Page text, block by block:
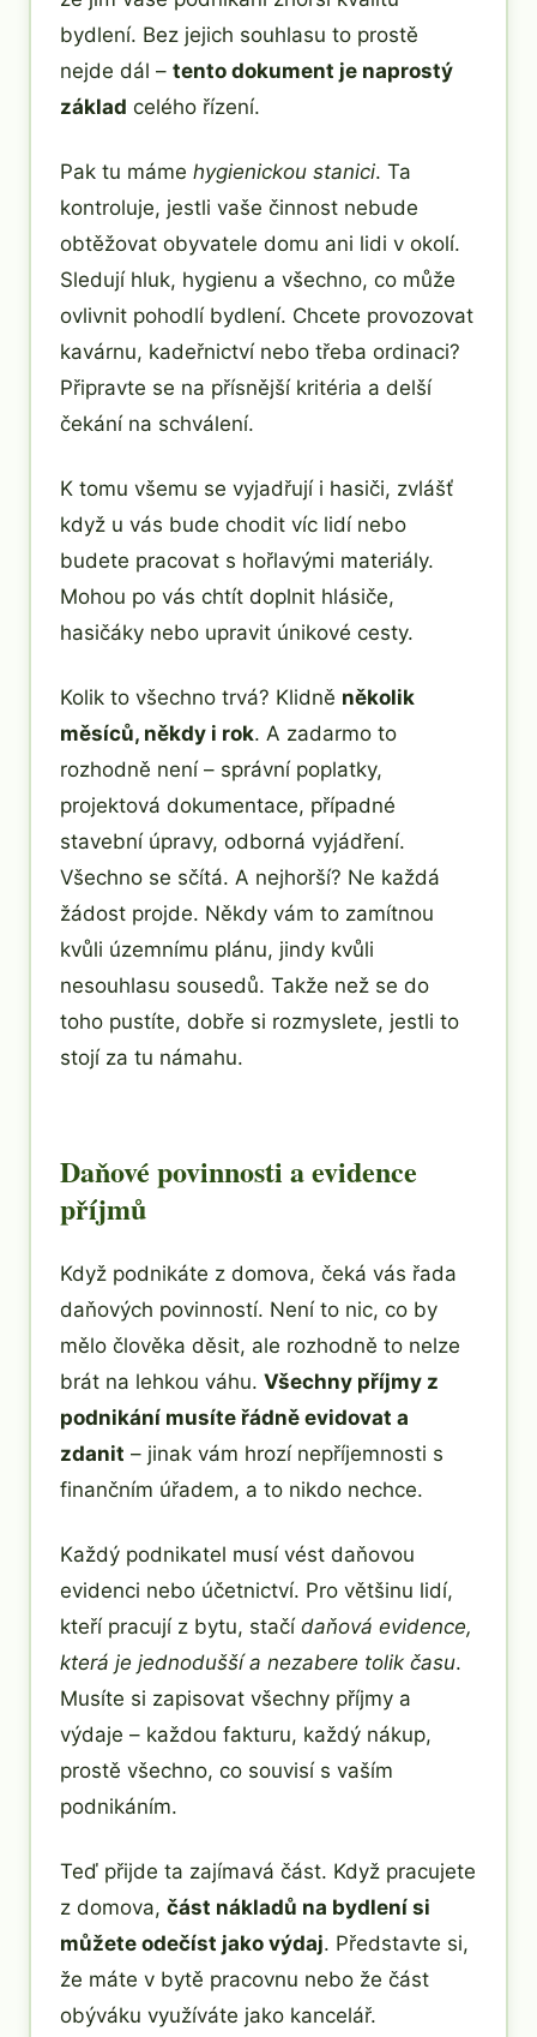
bydlení. Bez jejich souhlasu to prostě
nejde dál – tento dokument je naprostý
základ celého řízení.
Pak tu máme hygienickou stanici. Ta
kontroluje, jestli vaše činnost nebude
obtěžovat obyvatele domu ani lidi v okolí.
Sledují hluk, hygienu a všechno, co může
ovlivnit pohodlí bydlení. Chcete provozovat
kavárnu, kadeřnictví nebo třeba ordinaci?
Připravte se na přísnější kritéria a delší
čekání na schválení.
K tomu všemu se vyjadřují i hasiči, zvlášť
když u vás bude chodit víc lidí nebo
budete pracovat s hořlavými materiály.
Mohou po vás chtít doplnit hlásiče,
hasičáky nebo upravit únikové cesty.
Kolik to všechno trvá? Klidně několik
měsíců, někdy i rok. A zadarmo to
rozhodně není – správní poplatky,
projektová dokumentace, případné
stavební úpravy, odborná vyjádření.
Všechno se sčítá. A nejhorší? Ne každá
žádost projde. Někdy vám to zamítnou
kvůli územnímu plánu, jindy kvůli
nesouhlasu sousedů. Takže než se do
toho pustíte, dobře si rozmyslete, jestli to
stojí za tu námahu.
Daňové povinnosti a evidence
příjmů
Když podnikáte z domova, čeká vás řada
daňových povinností. Není to nic, co by
mělo člověka děsit, ale rozhodně to nelze
brát na lehkou váhu. Všechny příjmy z
podnikání musíte řádně evidovat a
zdanit – jinak vám hrozí nepříjemnosti s
finančním úřadem, a to nikdo nechce.
Každý podnikatel musí vést daňovou
evidenci nebo účetnictví. Pro většinu lidí,
kteří pracují z bytu, stačí daňová evidence,
která je jednodušší a nezabere tolik času.
Musíte si zapisovat všechny příjmy a
výdaje – každou fakturu, každý nákup,
prostě všechno, co souvisí s vaším
podnikáním.
Teď přijde ta zajímavá část. Když pracujete
z domova, část nákladů na bydlení si
můžete odečíst jako výdaj. Představte si,
že máte v bytě pracovnu nebo že část
obýváku využíváte jako kancelář.